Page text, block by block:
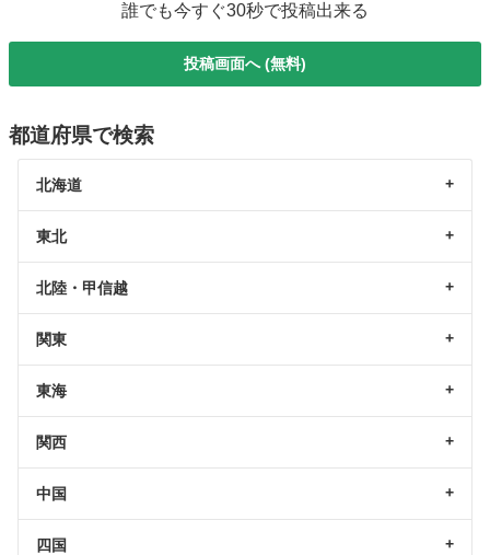
誰でも今すぐ30秒で投稿出来る
投稿画面へ (無料)
都道府県で検索
北海道
東北
北陸・甲信越
関東
東海
関西
中国
四国